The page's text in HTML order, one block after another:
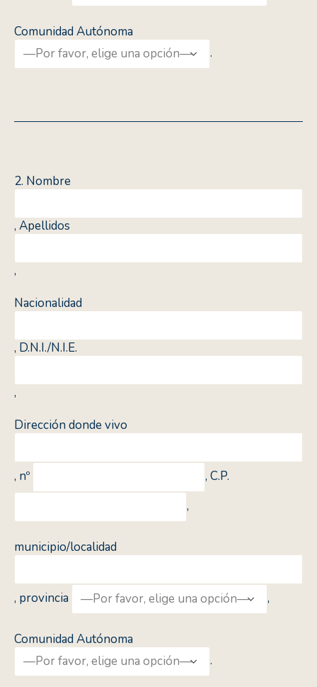
Comunidad Autónoma
.
2. Nombre
, Apellidos
,
Nacionalidad
, D.N.I./N.I.E.
,
Dirección donde vivo
, nº
, C.P.
,
municipio/localidad
, provincia ,
Comunidad Autónoma
.